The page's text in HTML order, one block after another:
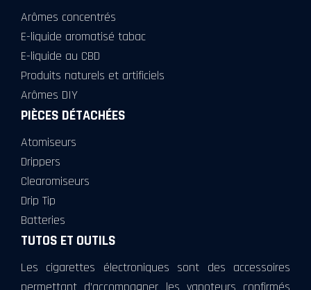
Arômes concentrés
E-liquide aromatisé tabac
E-liquide au CBD
Produits naturels et artificiels
Arômes DIY
PIÈCES DÉTACHÉES
Atomiseurs
Drippers
Clearomiseurs
Drip Tip
Batteries
TUTOS ET OUTILS
Les cigarettes électroniques sont des accessoires